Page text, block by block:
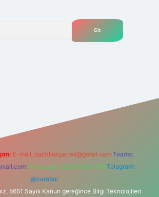
E-mail: backlinkpaneli@gmail.com Teams:
Whatsapp: 0262 606 0 726 Telegram:
@karabul
5651 Sayılı Kanun gereğince Bilgi Teknolojileri